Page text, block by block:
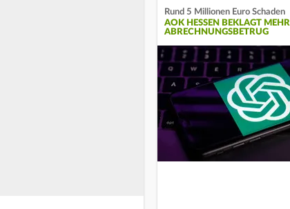
Rund 5 Millionen Euro Schaden
AOK HESSEN BEKLAGT MEHR
ABRECHNUNGSBETRUG